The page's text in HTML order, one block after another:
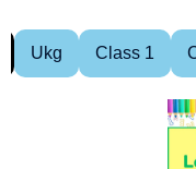
Ukg Class 1